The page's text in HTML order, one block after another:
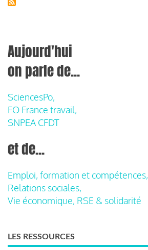
Aujourd'hui
on parle de...
SciencesPo,
FO France travail,
SNPEA CFDT
et de...
Emploi, formation et compétences,
Relations sociales,
Vie économique, RSE & solidarité
LES RESSOURCES